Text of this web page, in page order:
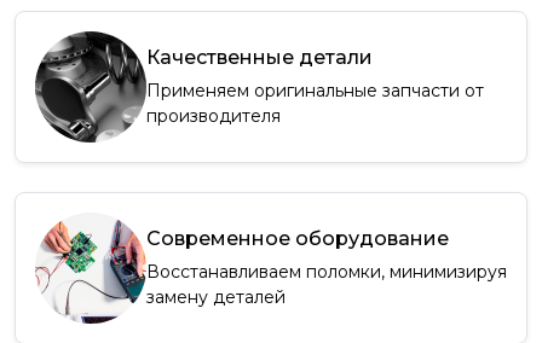
Качественные детали
Применяем оригинальные запчасти от
производителя
Современное оборудование
Восстанавливаем поломки, минимизируя
замену деталей